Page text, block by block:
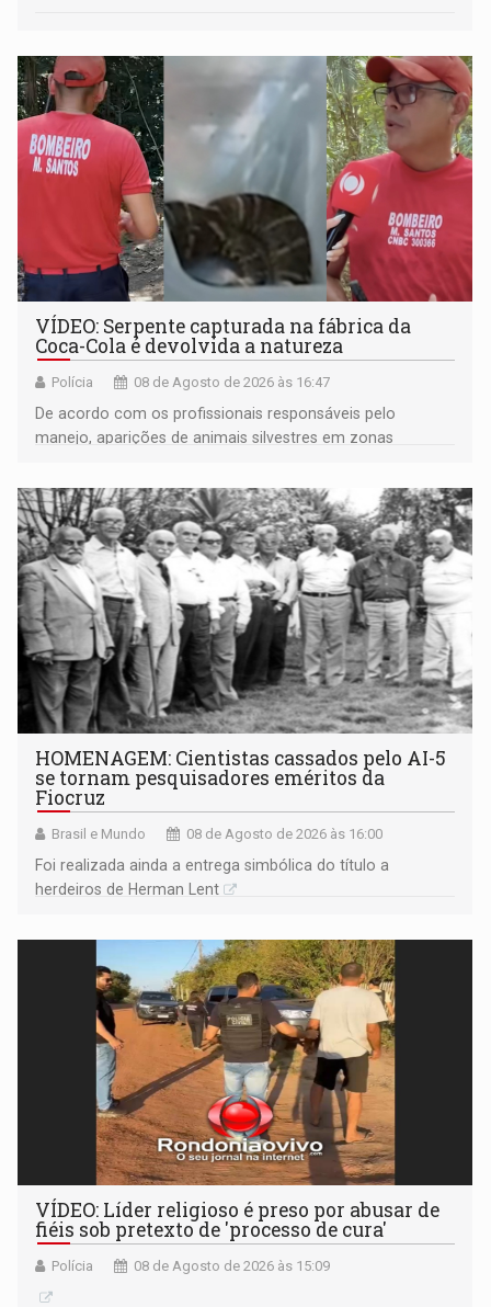
VÍDEO: Serpente capturada na fábrica da
Coca-Cola é devolvida a natureza
Polícia 08 de Agosto de 2026 às 16:47
De acordo com os profissionais responsáveis pelo
manejo, aparições de animais silvestres em zonas
HOMENAGEM: Cientistas cassados pelo AI-5
se tornam pesquisadores eméritos da
Fiocruz
Brasil e Mundo 08 de Agosto de 2026 às 16:00
Foi realizada ainda a entrega simbólica do título a
herdeiros de Herman Lent
VÍDEO: Líder religioso é preso por abusar de
fiéis sob pretexto de 'processo de cura'
Polícia 08 de Agosto de 2026 às 15:09